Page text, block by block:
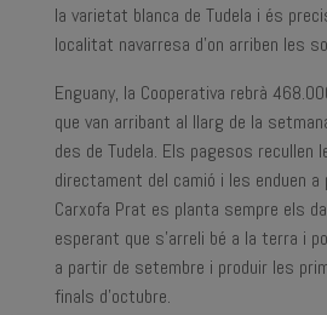
la varietat blanca de Tudela i és
localitat navarresa d’on arriben les
Enguany, la Cooperativa rebrà
que van arribant al llarg de la
des de Tudela. Els pagesos recullen
directament del camió i les enduen
Carxofa Prat es planta sempre els
esperant que s’arreli bé a la terra i
a partir de setembre i produir les
finals d’octubre.